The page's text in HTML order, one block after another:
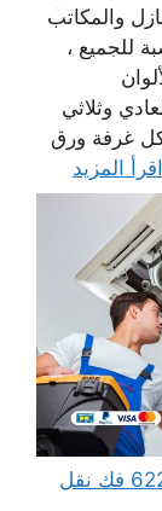
والمكاتب
للجميع ،
وثلاثي
غرفة ورق
اقرأ المزيد
فني تكييف مركزي هندي الكويت 62224041 فك نقل